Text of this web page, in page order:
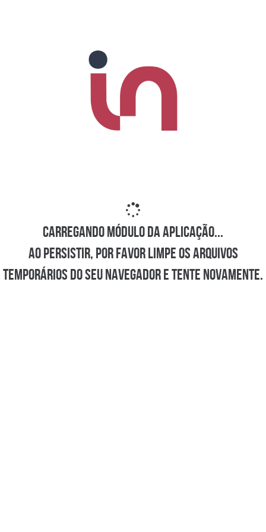
Carregando módulo da aplicação...
Ao persistir, por favor limpe os arquivos
temporários do seu navegador e tente novamente.